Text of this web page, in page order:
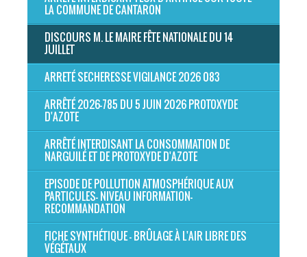
LA COMMUNE DE CANTARON
DISCOURS M. LE MAIRE FÊTE NATIONALE DU 14
JUILLET
ARRETÉ SECHERESSE VIGILANCE 2026 083
ARRÊTÉ 2026-785 DU 5 JUIN 2026 PROTOXYDE
D'AZOTE
ARRÊTÉ INTERDISANT LA CONSOMMATION DE
NARGUILÉ ET DE PROTOXYDE D'AZOTE
EPISODE DE POLLUTION ATMOSPHÉRIQUE AUX
PARTICULES- NIVEAU INFORMATION-
RECOMMANDATION
FICHE SYNTHÉTIQUE - BRÛLAGE À L'AIR LIBRE DES
VÉGÉTAUX